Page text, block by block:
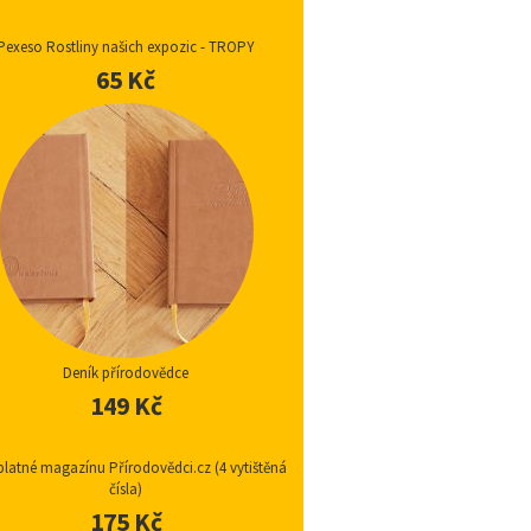
Rostliny našich expozic - TROPY
65 Kč
Deník přírodovědce
149 Kč
magazínu Přírodovědci.cz (4 vytištěná
čísla)
175 Kč